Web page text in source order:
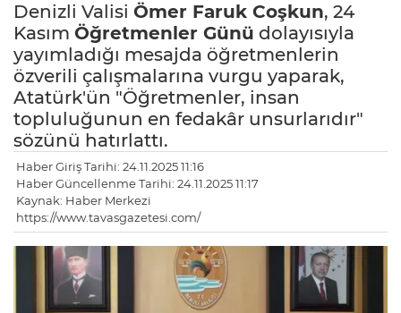
Denizli Valisi Ömer Faruk Coşkun, 24
Kasım Öğretmenler Günü dolayısıyla
yayımladığı mesajda öğretmenlerin
özverili çalışmalarına vurgu yaparak,
Atatürk'ün "Öğretmenler, insan
topluluğunun en fedakâr unsurlarıdır"
sözünü hatırlattı.
Haber Giriş Tarihi: 24.11.2025 11:16
Haber Güncellenme Tarihi: 24.11.2025 11:17
Kaynak: Haber Merkezi
https://www.tavasgazetesi.com/